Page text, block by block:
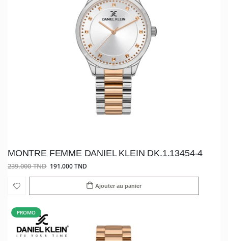
MONTRE FEMME DANIEL KLEIN DK.1.13454-4
239.000 TND 191.000 TND
Ajouter au panier
PROMO